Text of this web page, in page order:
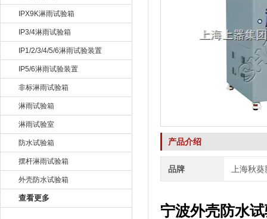
IPX9K淋雨试验箱
IP3/4淋雨试验箱
IP1/2/3/4/5/6淋雨试验装置
IP5/6淋雨试验装置
非标淋雨试验箱
淋雨试验箱
淋雨试验室
防水试验箱
摆杆淋雨试验箱
外壳防水试验箱
查看更多
产品介绍
品牌 上海秋
宁波外壳防水